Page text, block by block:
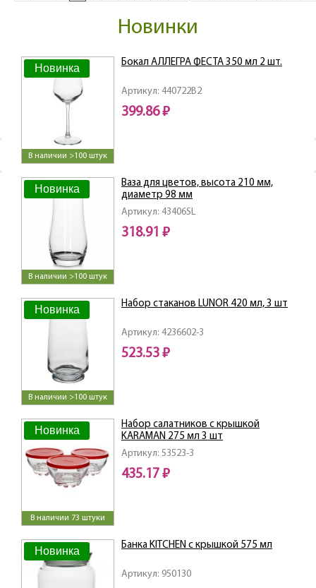
Новинки
Новинка
В наличии >100 штук
Артикул: 440722B2
Бокал АЛЛЕГРА ФЕСТА 350 мл 2 шт.
399.86 ₽
Новинка
В наличии >100 штук
Артикул: 43406SL
Ваза для цветов, высота 210 мм,
диаметр 98 мм
318.91 ₽
Новинка
В наличии >100 штук
Артикул: 4236602-3
Набор стаканов LUNOR 420 мл, 3 шт
523.53 ₽
Новинка
В наличии 73 штуки
Артикул: 53523-3
Набор салатников с крышкой
KARAMAN 275 мл 3 шт
435.17 ₽
Новинка
Артикул: 950130
Банка KITCHEN с крышкой 575 мл